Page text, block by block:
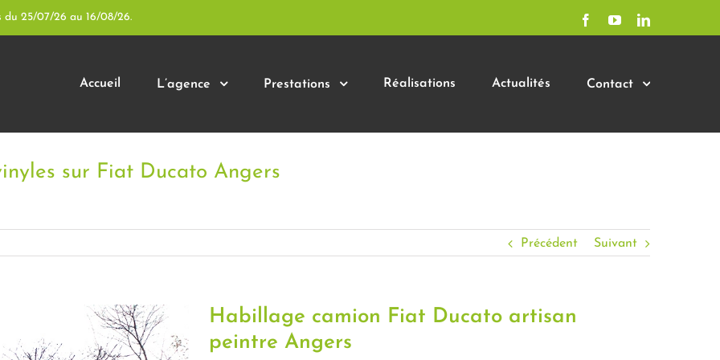
du 25/07/26 au 16/08/26. FacebookYouTubeLinkedIn
Accueil L’agence Prestations Réalisations Actualités Contact
sur Fiat Ducato Angers
Précédent Suivant
Habillage camion Fiat Ducato artisan
peintre Angers